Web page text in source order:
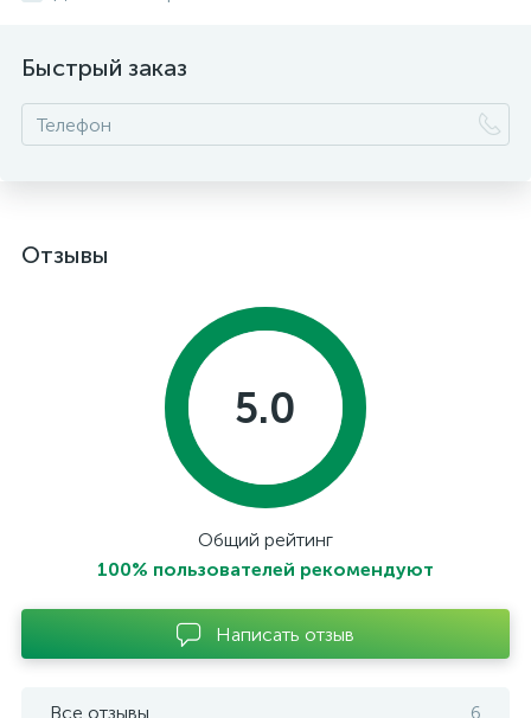
Быстрый заказ
Отзывы
5.0
Общий рейтинг
100% пользователей рекомендуют
Написать отзыв
Все отзывы 6